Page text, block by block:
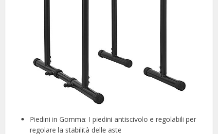
Piedini in Gomma: I piedini antiscivolo e regolabili per
regolare la stabilità delle aste